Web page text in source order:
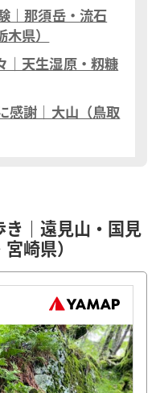
｜那須岳・流石
県）
｜天生湿原・籾糠
感謝｜大山（鳥取
｜遠見山・国見
崎県）